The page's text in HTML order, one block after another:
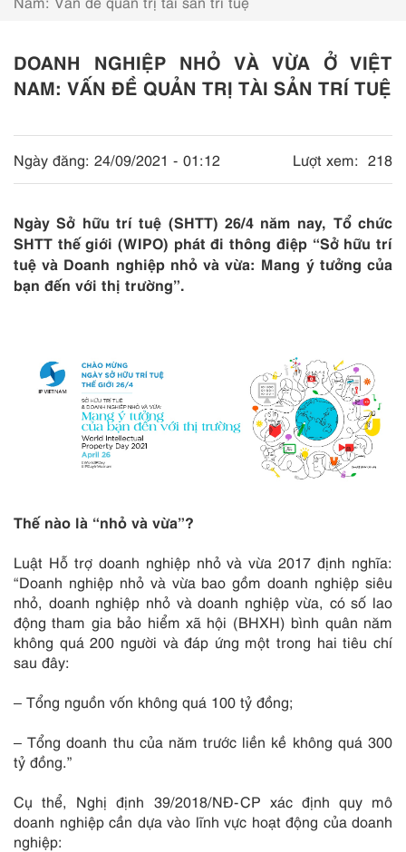
DOANH NGHIỆP NHỎ VÀ VỪA Ở VIỆT
NAM: VẤN ĐỀ QUẢN TRỊ TÀI SẢN TRÍ TUỆ
Ngày đăng: 24/09/2021 - 01:12 Lượt xem: 218
Ngày Sở hữu trí tuệ (SHTT) 26/4 năm nay, Tổ chức
SHTT thế giới (WIPO) phát đi thông điệp “Sở hữu trí
tuệ và Doanh nghiệp nhỏ và vừa: Mang ý tưởng của
bạn đến với thị trường”.
Thế nào là “nhỏ và vừa”?
Luật Hỗ trợ doanh nghiệp nhỏ và vừa 2017 định nghĩa:
“Doanh nghiệp nhỏ và vừa bao gồm doanh nghiệp siêu
nhỏ, doanh nghiệp nhỏ và doanh nghiệp vừa, có số lao
động tham gia bảo hiểm xã hội (BHXH) bình quân năm
không quá 200 người và đáp ứng một trong hai tiêu chí
sau đây:
– Tổng nguồn vốn không quá 100 tỷ đồng;
– Tổng doanh thu của năm trước liền kề không quá 300
tỷ đồng.”
Cụ thể, Nghị định 39/2018/NĐ-CP xác định quy mô
doanh nghiệp cần dựa vào lĩnh vực hoạt động của doanh
nghiệp: